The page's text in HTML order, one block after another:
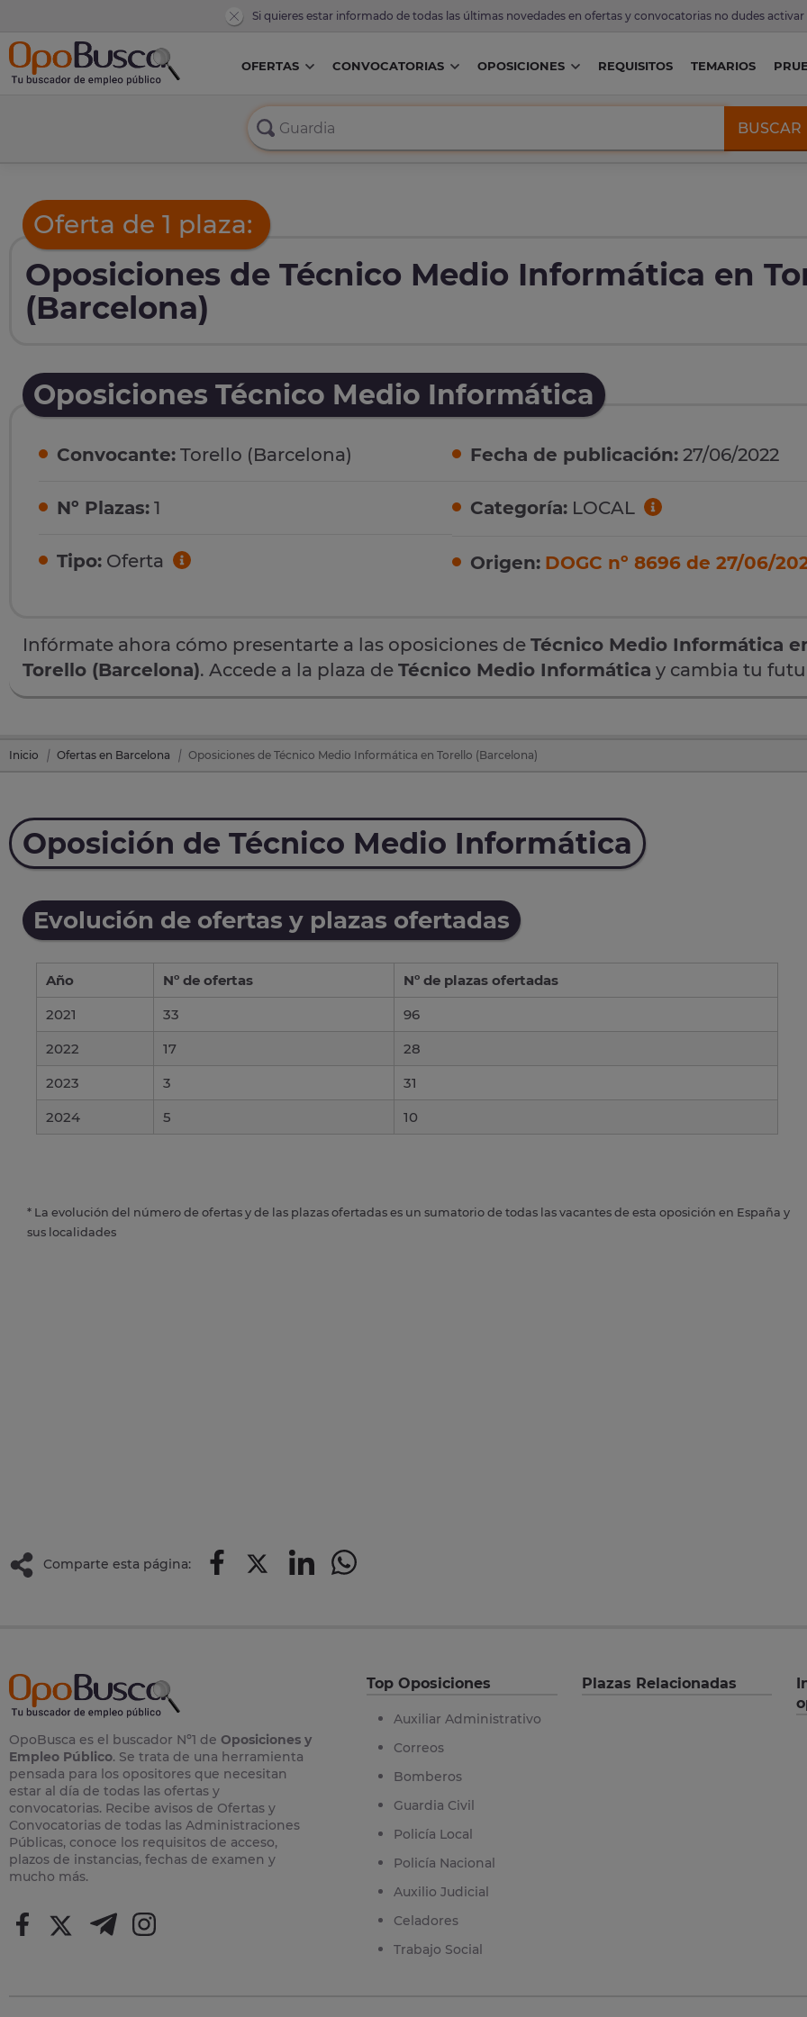
Si quieres estar informado de todas las últimas novedades en ofertas y convocatorias no dudes activar
OFERTAS CONVOCATORIAS OPOSICIONES REQUISITOS TEMARIOS
BUSCAR
Oferta de 1 plaza:
Oposiciones de Técnico Medio Informática en
(Barcelona)
Oposiciones Técnico Medio Informática
Convocante: Torello (Barcelona)
Nº Plazas: 1
Tipo: Oferta
Fecha de publicación: 27/06/2022
Categoría: LOCAL
Origen: DOGC nº 8696 de 27/06/
Infórmate ahora cómo presentarte a las oposiciones de Técnico Medio Informática
Torello (Barcelona). Accede a la plaza de Técnico Medio Informática y cambia tu
Inicio Ofertas en Barcelona Oposiciones de Técnico Medio Informática en Torello (Barcelona)
Oposición de Técnico Medio Informática
Evolución de ofertas y plazas ofertadas
Año Nº de ofertas
Nº de plazas ofertadas
2021
33
96
2022
17
28
2023
3
31
2024
5 10
* La evolución del número de ofertas y de las plazas ofertadas es un sumatorio de todas las vacantes de esta oposición en España y
sus localidades
Comparte esta página:
OpoBusca es el buscador Nº1 de Oposiciones y
Empleo Público. Se trata de una herramienta
pensada para los opositores que necesitan
estar al día de todas las ofertas y
convocatorias. Recibe avisos de Ofertas y
Convocatorias de todas las Administraciones
Públicas, conoce los requisitos de acceso,
plazos de instancias, fechas de examen y
mucho más.
Top Oposiciones
Auxiliar Administrativo
Correos
Bomberos
Guardia Civil
Policía Local
Policía Nacional
Auxilio Judicial
Celadores
Trabajo Social
Plazas Relacionadas